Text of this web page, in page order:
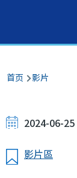
面
包
首页 影片
2024-06-25
影片區